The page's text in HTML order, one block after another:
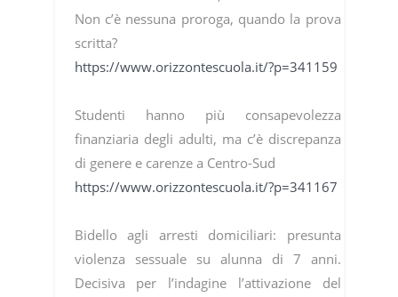
Non c’è nessuna proroga, quando la prova
scritta?
https://www.orizzontescuola.it/?p=341159
Studenti hanno più consapevolezza
finanziaria degli adulti, ma c’è discrepanza
di genere e carenze a Centro-Sud
https://www.orizzontescuola.it/?p=341167
Bidello agli arresti domiciliari: presunta
violenza sessuale su alunna di 7 anni.
Decisiva per l’indagine l’attivazione del